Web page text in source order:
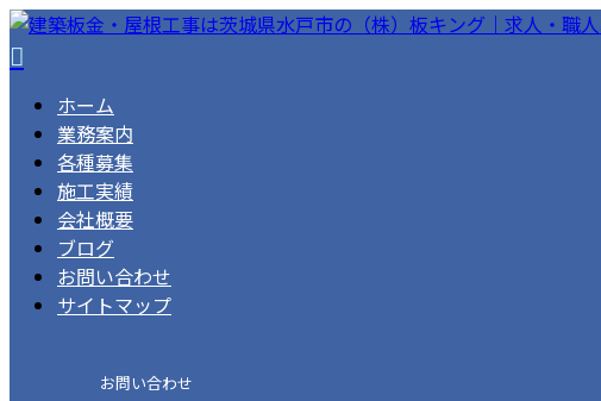
ホーム
業務案内
各種募集
施工実績
会社概要
ブログ
お問い合わせ
サイトマップ
お問い合わせ